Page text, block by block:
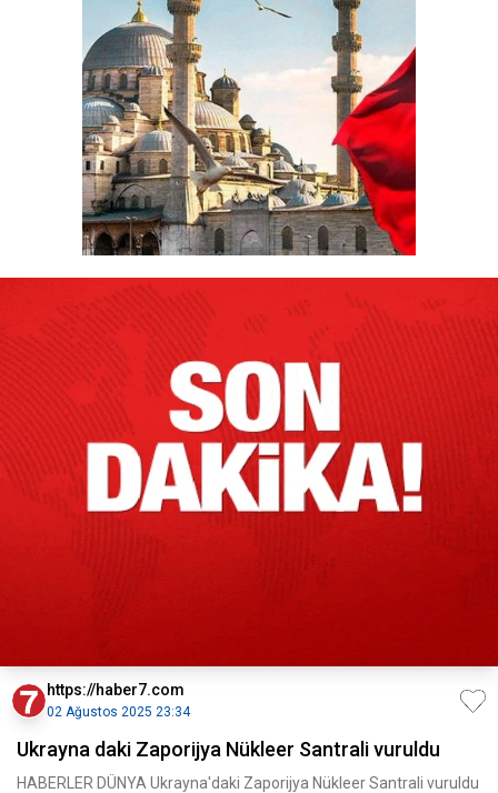
https://haber7.com
02 Ağustos 2025 23:34
Ukrayna daki Zaporijya Nükleer Santrali vuruldu
HABERLER DÜNYA Ukrayna'daki Zaporijya Nükleer Santrali vuruldu